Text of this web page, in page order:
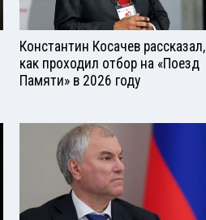
Константин Косачев рассказал,
как проходил отбор на «Поезд
Памяти» в 2026 году